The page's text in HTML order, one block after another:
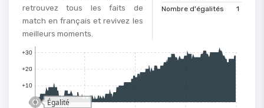
retrouvez tous les faits de
match en français et revivez les
meilleurs moments.
Nombre d'égalités
1
0
+10
+20
+30
Égalité